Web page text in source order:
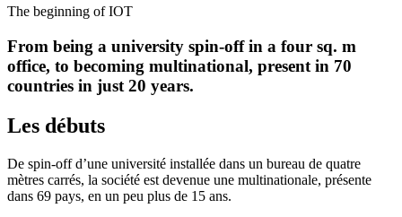
The beginning of IOT
From being a university spin-off in a four sq. m
office, to becoming multinational, present in 70
countries in just 20 years.
Les débuts
De spin-off d’une université installée dans un bureau de quatre
mètres carrés, la société est devenue une multinationale, présente
dans 69 pays, en un peu plus de 15 ans.